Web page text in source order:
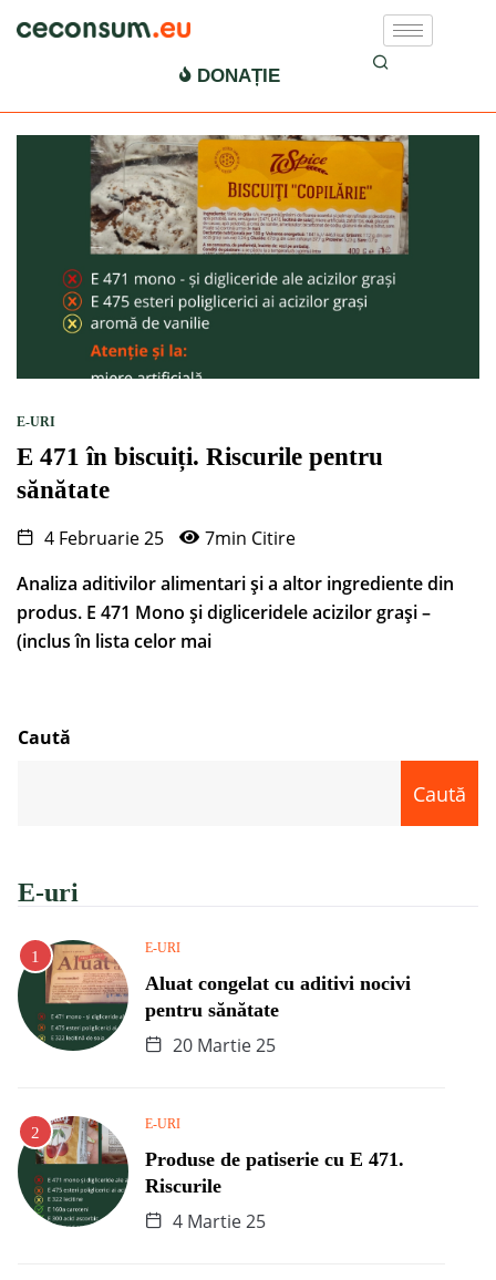
E 471 periculos
DONAȚIE
E-URI
E 471 în biscuiți. Riscurile pentru
sănătate
4 Februarie 25
7min Citire
Analiza aditivilor alimentari și a altor ingrediente din
produs. E 471 Mono și digliceridele acizilor grași –
(inclus în lista celor mai
Caută
Caută
E-uri
E-URI
Aluat congelat cu aditivi nocivi
pentru sănătate
20 Martie 25
E-URI
Produse de patiserie cu E 471.
Riscurile
4 Martie 25